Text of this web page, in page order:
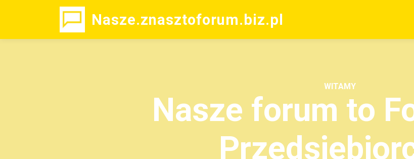
Nasze.znasztoforum.biz.pl
WITAMY
Nasze forum to